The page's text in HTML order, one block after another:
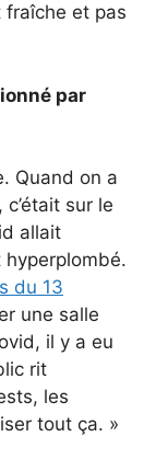
et pas
par
Quand on a
sur le
allait
du 13
une salle
il y a eu
rit
les
tout ça. »